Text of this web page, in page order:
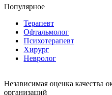
Популярное
Терапевт
Офтальмолог
Психотерапевт
Хирург
Невролог
Независимая оценка качества
организаций